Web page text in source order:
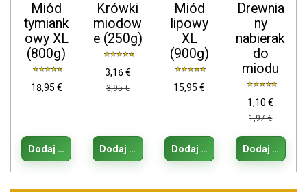
Miód
tymiank
owy XL
(800g)
18,95 €
Dodaj do koszyka
Krówki
miodow
e (250g)
3,16 €
3,95 €
Dodaj do koszyka
Miód
lipowy
XL
(900g)
15,95 €
Dodaj do koszyka
Drewnia
ny
nabierak
do
miodu
1,10 €
1,97 €
Dodaj do